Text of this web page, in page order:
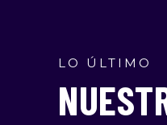
LO ÚLTIMO